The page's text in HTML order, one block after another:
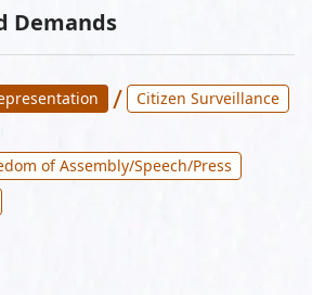
Demands
/
Citizen Surveillance
of Assembly/Speech/Press